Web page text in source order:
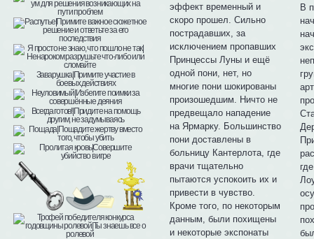
эффект временный и
скоро прошел. Сильно
пострадавших, за
исключением пропавших
Принцессы Луны и ещё
одной пони, нет, но
многие пони шокированы
произошедшим. Ничто не
предвещало нападение
на Ярмарку. Большинство
пони доставлены в
больницу Кантерлота, где
врачи тщательно
пытаются успокоить их и
привести в чувство.
Кроме того, по некоторым
данным, были похищены
и некоторые экспонаты
В